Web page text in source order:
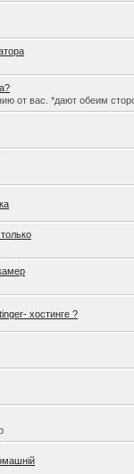
от вас. *дают обеим
хостинге ?